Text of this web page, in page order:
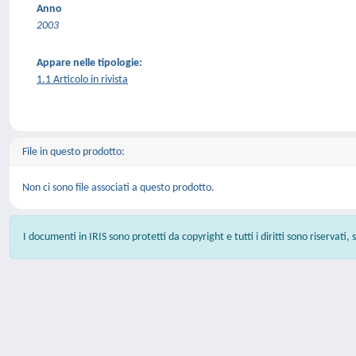
Anno
2003
Appare nelle tipologie:
1.1 Articolo in rivista
File in questo prodotto:
Non ci sono file associati a questo prodotto.
I documenti in IRIS sono protetti da copyright e tutti i diritti sono riservati,